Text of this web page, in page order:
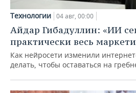
Технологии 04 авг, 00:00
Айдар Гибадуллин: «ИИ
практически весь
Как нейросети изменили
делать, чтобы оставаться на